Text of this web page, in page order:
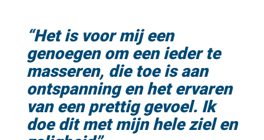
“Het is voor mij een
genoegen om een ieder te
masseren, die toe is aan
ontspanning en het ervaren
van een prettig gevoel. Ik
doe dit met mijn hele ziel en